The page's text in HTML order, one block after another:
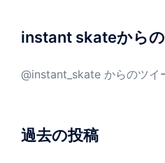
instant skateからの
@instant_skate からのツイ
過去の投稿